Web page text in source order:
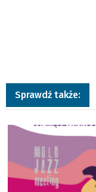
Sprawdź także:
a